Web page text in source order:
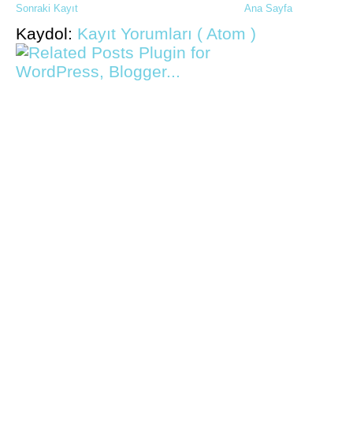
Sonraki Kayıt Ana Sayfa
Kaydol: Kayıt Yorumları ( Atom )